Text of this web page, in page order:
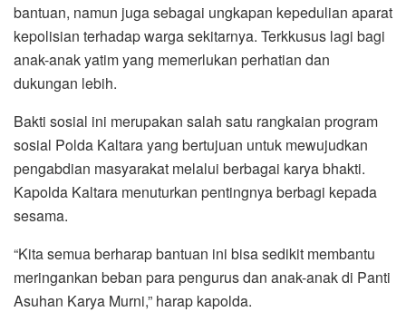
bantuan, namun juga sebagai ungkapan kepedulian aparat
kepolisian terhadap warga sekitarnya. Terkkusus lagi bagi
anak-anak yatim yang memerlukan perhatian dan
dukungan lebih.
Bakti sosial ini merupakan salah satu rangkaian program
sosial Polda Kaltara yang bertujuan untuk mewujudkan
pengabdian masyarakat melalui berbagai karya bhakti.
Kapolda Kaltara menuturkan pentingnya berbagi kepada
sesama.
“Kita semua berharap bantuan ini bisa sedikit membantu
meringankan beban para pengurus dan anak-anak di Panti
Asuhan Karya Murni,” harap kapolda.